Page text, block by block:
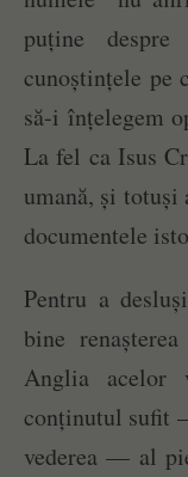
puține
cunoștințele pe
să-i înțelegem
La fel ca Isus
umană, și
documentele
Pentru a
bine
Anglia acelor
conținutul sufit
vederea — al